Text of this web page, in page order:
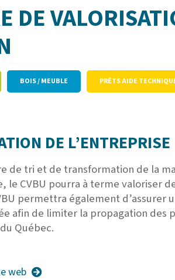
DE
BOIS / MEUBLE PRÊTS AIDE
DE L’ENTREPRISE
de tri et de transformation de la
le CVBU pourra à terme valoriser
permettra également
afin de limiter la propagation des
Québec.
web